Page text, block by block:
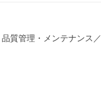
質管理・メンテナンス ／